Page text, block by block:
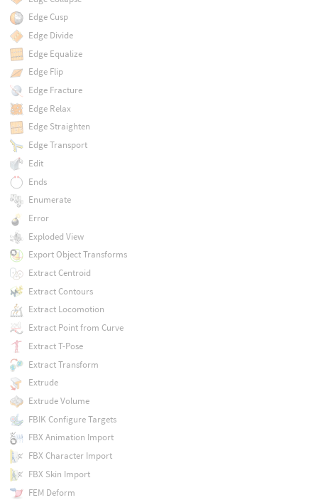
Edge Cusp
Edge Divide
Edge Equalize
Edge Flip
Edge Fracture
Edge Relax
Edge Straighten
Edge Transport
Edit
Ends
Enumerate
Error
Exploded View
Export Object Transforms
Extract Centroid
Extract Contours
Extract Locomotion
Extract Point from Curve
Extract T-Pose
Extract Transform
Extrude
Extrude Volume
FBIK Configure Targets
FBX Animation Import
FBX Character Import
FBX Skin Import
FEM Deform